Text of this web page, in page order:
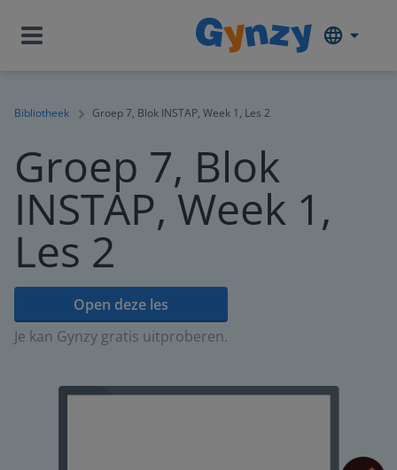
Bibliotheek Groep 7, Blok INSTAP, Week 1, Les 2
Groep 7, Blok
INSTAP, Week 1,
Les 2
Open deze les
Je kan Gynzy gratis uitproberen.